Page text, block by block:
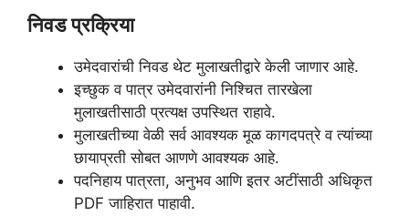
निवड प्रक्रिया
उमेदवारांची निवड थेट मुलाखतीद्वारे केली जाणार आहे.
इच्छुक व पात्र उमेदवारांनी निश्चित तारखेला
मुलाखतीसाठी प्रत्यक्ष उपस्थित राहावे.
मुलाखतीच्या वेळी सर्व आवश्यक मूळ कागदपत्रे व त्यांच्या
छायाप्रती सोबत आणणे आवश्यक आहे.
पदनिहाय पात्रता, अनुभव आणि इतर अटींसाठी अधिकृत
PDF जाहिरात पाहावी.